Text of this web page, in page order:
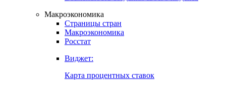
Макроэкономика
Страницы стран
Макроэкономика
Росстат
Виджет:
Карта процентных ставок